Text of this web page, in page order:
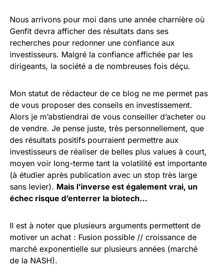
Nous arrivons pour moi dans une année charnière où
Genfit devra afficher des résultats dans ses
recherches pour redonner une confiance aux
investisseurs. Malgré la confiance affichée par les
dirigeants, la société a de nombreuses fois déçu.
Mon statut de rédacteur de ce blog ne me permet pas
de vous proposer des conseils en investissement.
Alors je m’abstiendrai de vous conseiller d’acheter ou
de vendre. Je pense juste, très personnellement, que
des résultats positifs pourraient permettre aux
investisseurs de réaliser de belles plus values à court,
moyen voir long-terme tant la volatilité est importante
(à étudier après publication avec un stop très large
sans levier). Mais l’inverse est également vrai, un
échec risque d’enterrer la biotech…
Il est à noter que plusieurs arguments permettent de
motiver un achat : Fusion possible // croissance de
marché exponentielle sur plusieurs années (marché
de la NASH).